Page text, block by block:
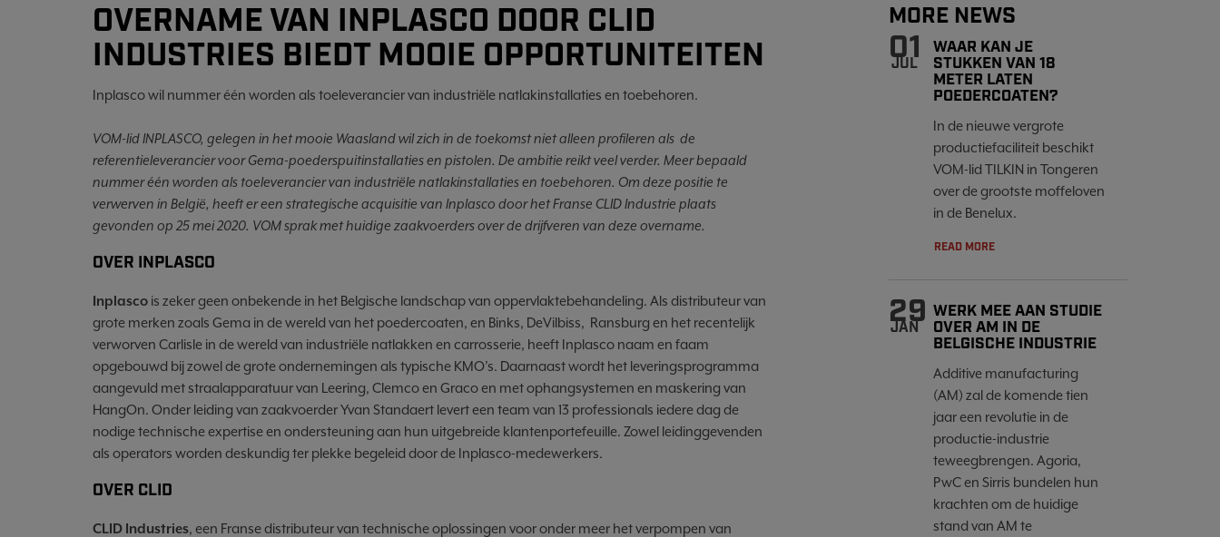
OVERNAME VAN INPLASCO DOOR CLID
INDUSTRIES BIEDT MOOIE OPPORTUNITEITEN
Inplasco wil nummer één worden als toeleverancier van industriële natlakinstallaties en toebehoren.
VOM-lid INPLASCO, gelegen in het mooie Waasland wil zich in de toekomst niet alleen profileren als de
referentieleverancier voor Gema-poederspuitinstallaties en pistolen. De ambitie reikt veel verder. Meer bepaald
nummer één worden als toeleverancier van industriële natlakinstallaties en toebehoren. Om deze positie te
verwerven in België, heeft er een strategische acquisitie van Inplasco door het Franse CLID Industrie plaats
gevonden op 25 mei 2020. VOM sprak met huidige zaakvoerders over de drijfveren van deze overname.
OVER INPLASCO
Inplasco is zeker geen onbekende in het Belgische landschap van oppervlaktebehandeling. Als distributeur van
grote merken zoals Gema in de wereld van het poedercoaten, en Binks, DeVilbiss, Ransburg en het recentelijk
verworven Carlisle in de wereld van industriële natlakken en carrosserie, heeft Inplasco naam en faam
opgebouwd bij zowel de grote ondernemingen als typische KMO’s. Daarnaast wordt het leveringsprogramma
aangevuld met straalapparatuur van Leering, Clemco en Graco en met ophangsystemen en maskering van
HangOn. Onder leiding van zaakvoerder Yvan Standaert levert een team van 13 professionals iedere dag de
nodige technische expertise en ondersteuning aan hun uitgebreide klantenportefeuille. Zowel leidinggevenden
als operators worden deskundig ter plekke begeleid door de Inplasco-medewerkers.
OVER CLID
CLID Industries, een Franse distributeur van technische oplossingen voor onder meer het verpompen van
MORE NEWS
01
JUL
WAAR KAN JE
STUKKEN VAN 18
METER LATEN
POEDERCOATEN?
In de nieuwe vergrote
productiefaciliteit beschikt
VOM-lid TILKIN in Tongeren
over de grootste moffeloven
in de Benelux.
READ MORE
29
JAN
WERK MEE AAN STUDIE
OVER AM IN DE
BELGISCHE INDUSTRIE
Additive manufacturing
(AM) zal de komende tien
jaar een revolutie in de
productie-industrie
teweegbrengen. Agoria,
PwC en Sirris bundelen hun
krachten om de huidige
stand van AM te